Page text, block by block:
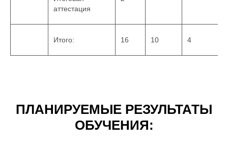
аттестация
Итого: 16 10 4
ПЛАНИРУЕМЫЕ РЕЗУЛЬТАТЫ
ОБУЧЕНИЯ: